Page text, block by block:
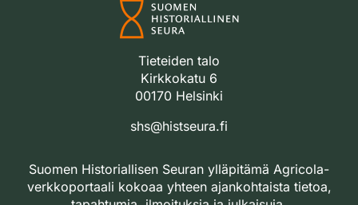
Tieteiden talo
Kirkkokatu 6
00170 Helsinki
shs@histseura.fi
Suomen Historiallisen Seuran ylläpitämä Agricola-
verkkoportaali kokoaa yhteen ajankohtaista tietoa,